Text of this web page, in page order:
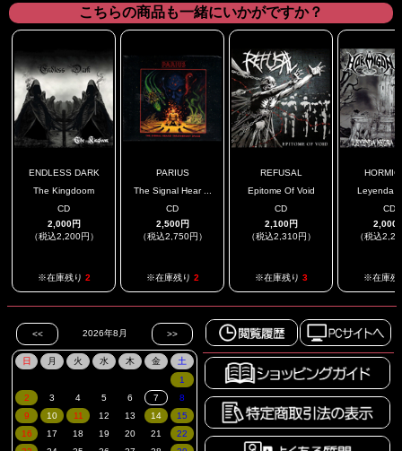
こちらの商品も一緒にいかがですか？
ENDLESS DARK
The Kingdoom
CD
2,000円
（税込2,200円）
※在庫残り 2
PARIUS
The Signal Hear ...
CD
2,500円
（税込2,750円）
※在庫残り 2
REFUSAL
Epitome Of Void
CD
2,100円
（税込2,310円）
※在庫残り 3
Leyenda
CD
2,000
（税込
※在庫残